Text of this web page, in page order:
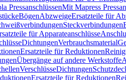
PressanschlüssenMit Mapress
BögenAbzweigeErsatzteile für
Steckverbindungen
für Apparateanschlüsse
DichtungenVerbrauchsmaterial
Ersatzteile für Reduktionen
Übergänge auf andere Werkstoffe
VerschlüsseDichtungen
Ersatzteile für Reduktionen